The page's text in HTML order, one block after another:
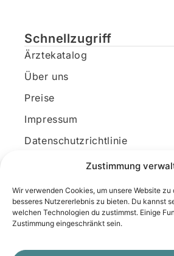
Zustimmung
Wir verwenden Cookies, um unsere Website zu
besseres Nutzererlebnis zu bieten. Du kannst
welchen Technologien du zustimmst. Einige
Zustimmung eingeschränkt sein.
Schnellzugriff
Ärztekatalog
Über uns
Preise
Impressum
Datenschutzrichtlinie
Kundenkonto
Unsere Kontaktdaten
E-Mail: